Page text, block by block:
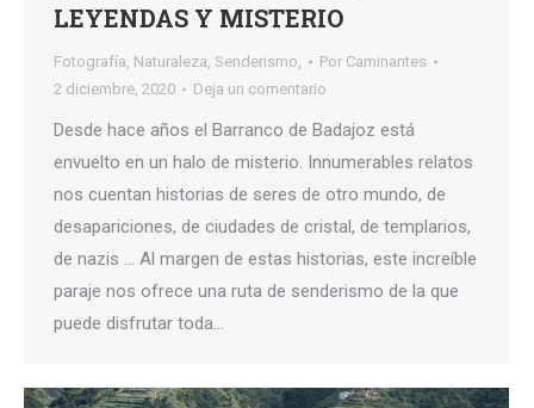
LEYENDAS Y MISTERIO
Fotografía, Naturaleza, Senderismo, Por Caminantes
2 diciembre, 2020
Deja un comentario
Desde hace años el Barranco de Badajoz está
envuelto en un halo de misterio. Innumerables relatos
nos cuentan historias de seres de otro mundo, de
desapariciones, de ciudades de cristal, de templarios,
de nazis … Al margen de estas historias, este increíble
paraje nos ofrece una ruta de senderismo de la que
puede disfrutar toda…